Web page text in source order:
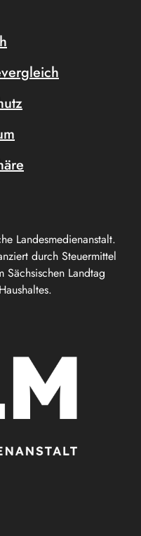
Landesmedienanstalt.
durch Steuermittel
Landtag